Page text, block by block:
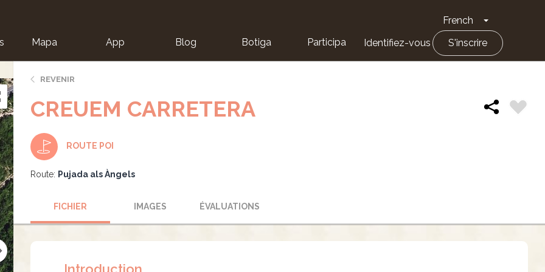
French Toggle
Mapa App Blog Botiga Participa Identifiez-vous S'inscrire
REVENIR
CREUEM CARRETERA
ROUTE POI
Route: Pujada als Àngels
FICHIER IMAGES ÉVALUATIONS